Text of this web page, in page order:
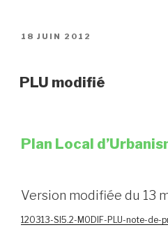
PUBLIÉ
18 JUIN 2012
PLU modifié
Plan Local
Version modifiée du 13
120313-SI5.2-MODIF-PLU-note-